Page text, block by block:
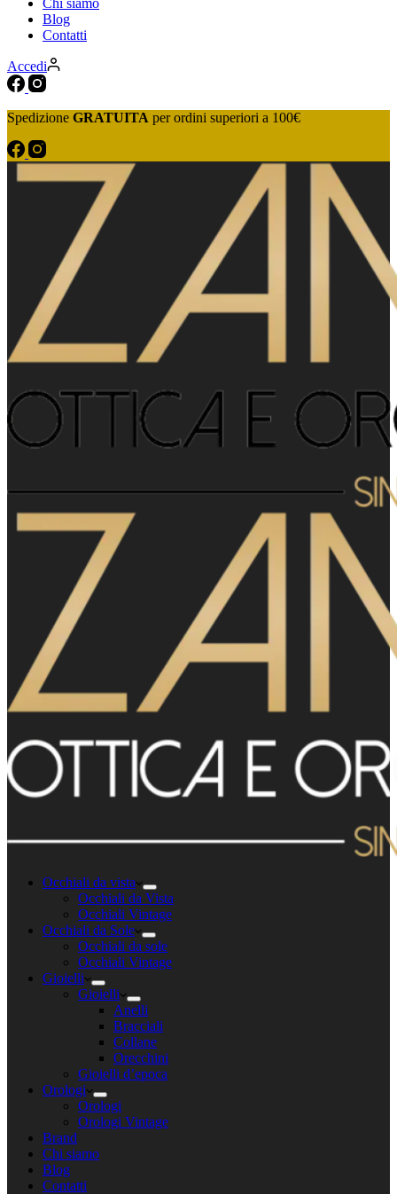
Chi siamo
Blog
Contatti
Accedi
Spedizione GRATUITA per ordini superiori a 100€
Occhiali da vista
Occhiali da Vista
Occhiali Vintage
Occhiali da Sole
Occhiali da sole
Occhiali Vintage
Gioielli
Gioielli
Anelli
Bracciali
Collane
Orecchini
Gioielli d’epoca
Orologi
Orologi
Orologi Vintage
Brand
Chi siamo
Blog
Contatti